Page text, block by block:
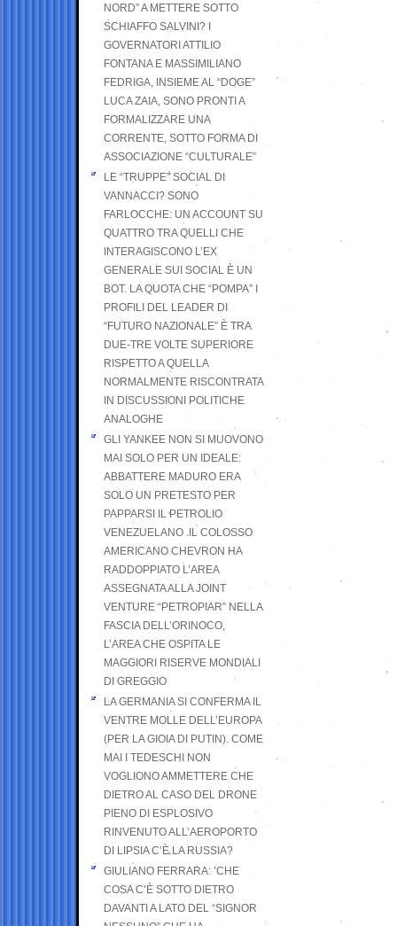
NORD” A METTERE SOTTO
SCHIAFFO SALVINI? I
GOVERNATORI ATTILIO
FONTANA E MASSIMILIANO
FEDRIGA, INSIEME AL “DOGE”
LUCA ZAIA, SONO PRONTI A
FORMALIZZARE UNA
CORRENTE, SOTTO FORMA DI
ASSOCIAZIONE “CULTURALE”
LE “TRUPPE” SOCIAL DI
VANNACCI? SONO
FARLOCCHE: UN ACCOUNT SU
QUATTRO TRA QUELLI CHE
INTERAGISCONO L’EX
GENERALE SUI SOCIAL È UN
BOT. LA QUOTA CHE “POMPA” I
PROFILI DEL LEADER DI
“FUTURO NAZIONALE” È TRA
DUE-TRE VOLTE SUPERIORE
RISPETTO A QUELLA
NORMALMENTE RISCONTRATA
IN DISCUSSIONI POLITICHE
ANALOGHE
GLI YANKEE NON SI MUOVONO
MAI SOLO PER UN IDEALE:
ABBATTERE MADURO ERA
SOLO UN PRETESTO PER
PAPPARSI IL PETROLIO
VENEZUELANO .IL COLOSSO
AMERICANO CHEVRON HA
RADDOPPIATO L’AREA
ASSEGNATA ALLA JOINT
VENTURE “PETROPIAR” NELLA
FASCIA DELL’ORINOCO,
L’AREA CHE OSPITA LE
MAGGIORI RISERVE MONDIALI
DI GREGGIO
LA GERMANIA SI CONFERMA IL
VENTRE MOLLE DELL’EUROPA
(PER LA GIOIA DI PUTIN). COME
MAI I TEDESCHI NON
VOGLIONO AMMETTERE CHE
DIETRO AL CASO DEL DRONE
PIENO DI ESPLOSIVO
RINVENUTO ALL’AEROPORTO
DI LIPSIA C’È LA RUSSIA?
GIULIANO FERRARA: ’CHE
COSA C’È SOTTO DIETRO
DAVANTI A LATO DEL “SIGNOR